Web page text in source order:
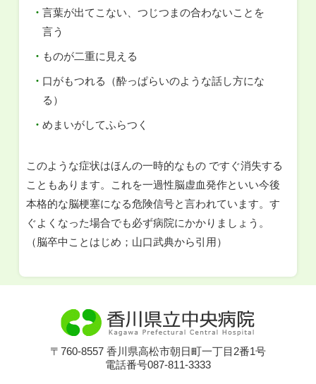
言葉が出てこない、つじつまの合わないことを
言う
ものが二重に見える
口がもつれる（酔っぱらいのような話し方にな
る）
めまいがしてふらつく
このような症状はほんの一時的なもの ですぐ消失する
こともあります。これを一過性脳虚血発作といい今後
本格的な脳梗塞になる危険信号と言われています。す
ぐよくなった場合でも必ず病院にかかりましょう。
（脳卒中ことはじめ；山口武典から引用）
〒760-8557 香川県高松市朝日町一丁目2番1号
電話番号087-811-3333